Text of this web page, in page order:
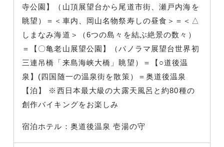
寺公園】（山頂展望台から尾道市街、瀬戸内海を
眺望）＝＜車内、岡山名物祭寿しの昼食＞＝＜△
しまなみ海道＞（6つの島々を結ぶ絶景の数々）
＝【〇亀老山展望公園】（パノラマ展望台世界初
三連吊橋「来島海峡大橋」眺望）＝【○道後温
泉】(四国随一の温泉街を散策）＝奥道後温泉
【泊】 ※西日本最大級の大露天風呂と約80種の
創作バイキングをお楽しみ
宿泊ホテル：奥道後温泉 壱湯の守